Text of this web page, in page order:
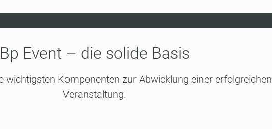
Bp Event – die solide Basis
wichtigsten Komponenten zur Abwicklung einer erfolgreichen
Veranstaltung.